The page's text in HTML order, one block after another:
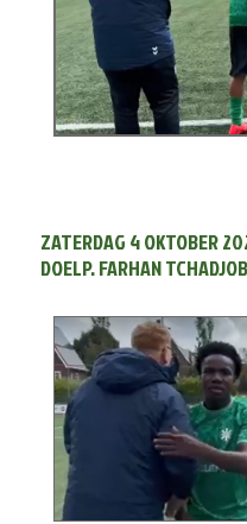
ZATERDAG 4 OKTOBER
DOELP. FARHAN